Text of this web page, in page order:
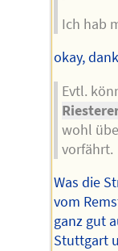
Ich hab
okay,
Evtl.
wohl
vorfährt.
Was die
vom
ganz gut
Stuttgart